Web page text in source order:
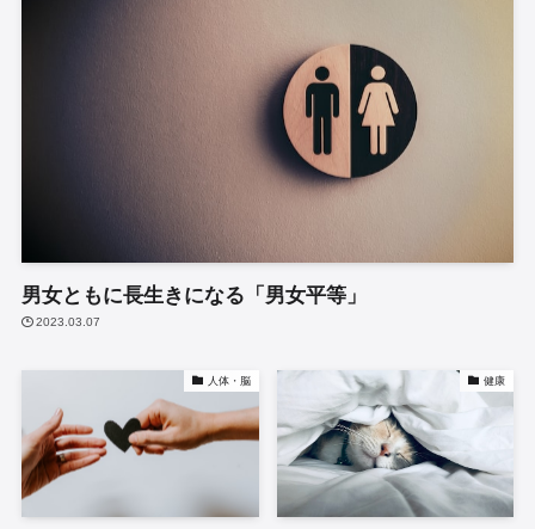
男女ともに長生きになる「男女平等」
2023.03.07
人体・脳 健康